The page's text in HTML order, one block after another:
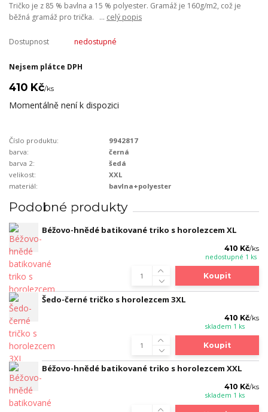
Tričko je z 85 % bavlna a 15 % polyester. Gramáž je 160g/m2, což je
běžná gramáž pro trička. ... celý popis
Dostupnost nedostupné
Nejsem plátce DPH
410 Kč/ks
Momentálně není k dispozici
Číslo produktu:
9942817
barva:
černá
barva 2:
šedá
velikost:
XXL
materiál:
bavlna+polyester
Podobné produkty
Béžovo-hnědé batikované triko s horolezcem XL
410 Kč/ks
nedostupné 1 ks
Koupit
Šedo-černé tričko s horolezcem 3XL
410 Kč/ks
skladem 1 ks
Koupit
Béžovo-hnědé batikované triko s horolezcem XXL
410 Kč/ks
skladem 1 ks